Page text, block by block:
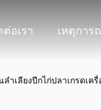
อเรา เหตุการ
ำเลียงปีกไก่ปลาเกรดเ